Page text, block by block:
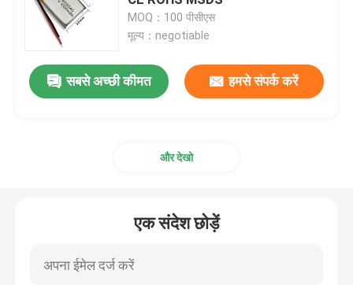
रिचार्जेबल लिपो बैटरी
अल्ट्रा पतली लिपो बैटरी
MOQ：100 पीसीएस
मूल्य：negotiable
सबसे अच्छी कीमत हमसे संपर्क करें
और देखो
एक संदेश छोड़ें